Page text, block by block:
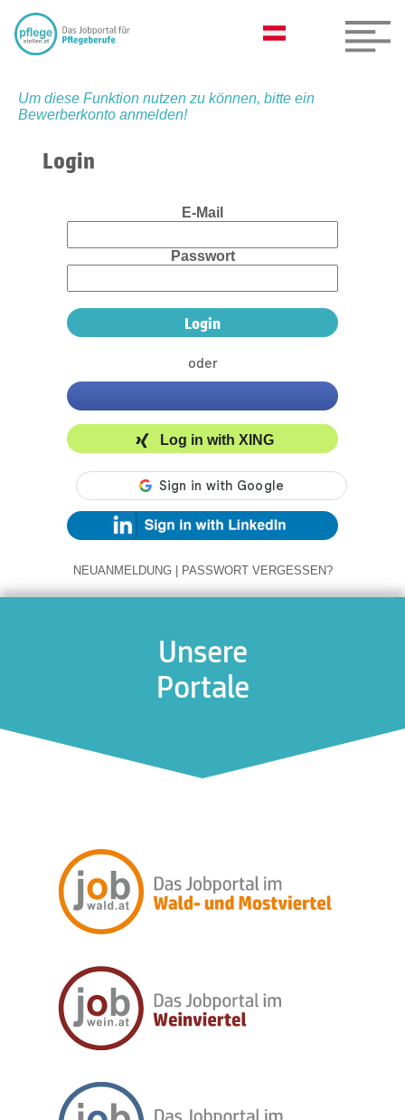
Um diese Funktion nutzen zu können, bitte ein
Bewerberkonto anmelden!
Login
E-Mail
Passwort
oder
Log in with XING
NEUANMELDUNG | PASSWORT VERGESSEN?
Unsere
Portale